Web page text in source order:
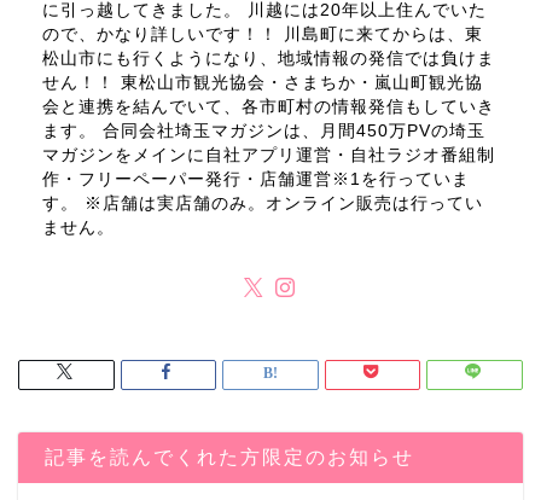
に引っ越してきました。 川越には20年以上住んでいた
ので、かなり詳しいです！！ 川島町に来てからは、東
松山市にも行くようになり、地域情報の発信では負けま
せん！！ 東松山市観光協会・さまちか・嵐山町観光協
会と連携を結んでいて、各市町村の情報発信もしていき
ます。 合同会社埼玉マガジンは、月間450万PVの埼玉
マガジンをメインに自社アプリ運営・自社ラジオ番組制
作・フリーペーパー発行・店舗運営※1を行っていま
す。 ※店舗は実店舗のみ。オンライン販売は行ってい
ません。
記事を読んでくれた方限定のお知らせ